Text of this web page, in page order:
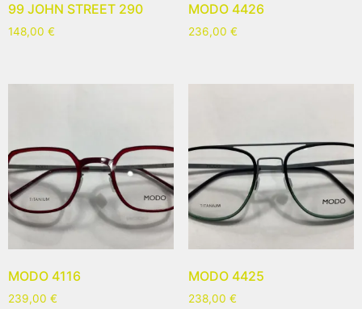
99 JOHN STREET 290
148,00 €
MODO 4426
236,00 €
MODO 4116
239,00 €
MODO 4425
238,00 €